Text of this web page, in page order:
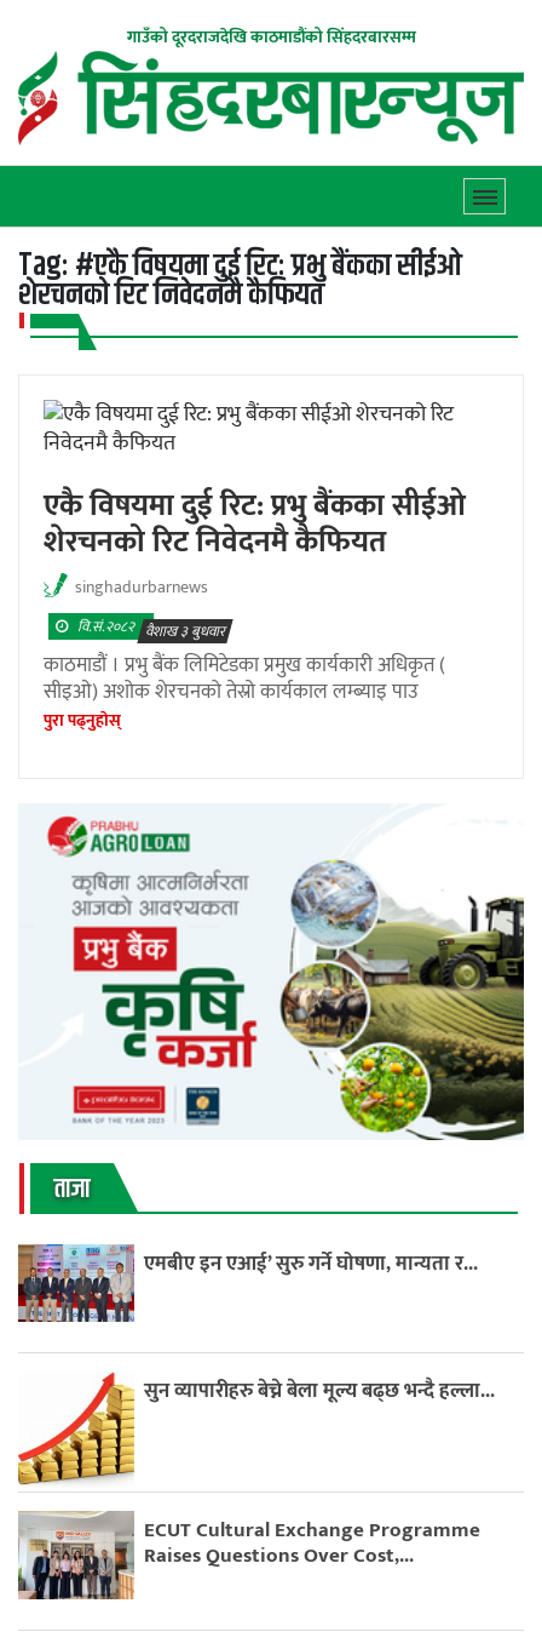
गाउँको दूरदराजदेखि काठमाडौंको सिंहदरबारसम्म
Tag: #एकै विषयमा दुई रिट: प्रभु बैंकका सीईओ
शेरचनको रिट निवेदनमै कैफियत
एकै विषयमा दुई रिट: प्रभु बैंकका सीईओ
शेरचनको रिट निवेदनमै कैफियत
singhadurbarnews
वि.सं.२०८२ वैशाख ३ बुधवार
काठमाडौं । प्रभु बैंक लिमिटेडका प्रमुख कार्यकारी अधिकृत (
सीइओ) अशोक शेरचनको तेस्रो कार्यकाल लम्ब्याइ पाउ
पुरा पढ्नुहाेस्
ताजा
एमबीए इन एआई’ सुरु गर्ने घोषणा, मान्यता र...
सुन व्यापारीहरु बेच्ने बेला मूल्य बढ्छ भन्दै हल्ला...
ECUT Cultural Exchange Programme
Raises Questions Over Cost,...